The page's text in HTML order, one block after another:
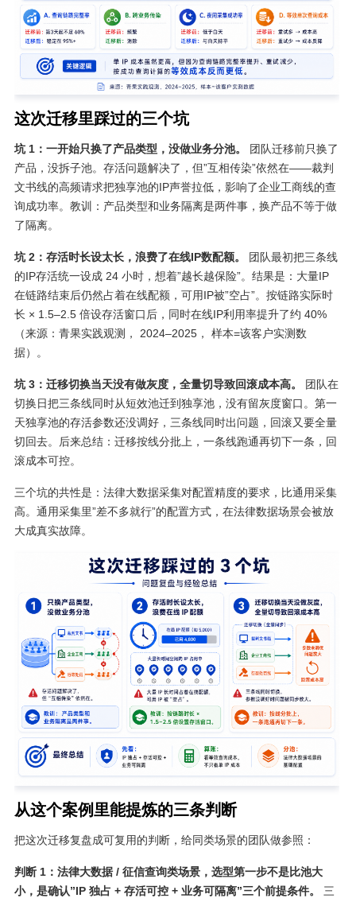
这次迁移里踩过的三个坑
坑 1：一开始只换了产品类型，没做业务分池。
团队迁移前只换了
产品，没拆子池。存活问题解决了，但”互相传染”依然在——裁判
文书线的高频请求把独享池的IP声誉拉低，影响了企业工商线的查
询成功率。教训：产品类型和业务隔离是两件事，换产品不等于做
了隔离。
坑 2：存活时长设太长，浪费了在线IP数配额。
团队最初把三条线
的IP存活统一设成 24 小时，想着”越长越保险”。结果是：大量IP
在链路结束后仍然占着在线配额，可用IP被”空占”。按链路实际时
长 × 1.5–2.5 倍设存活窗口后，同时在线IP利用率提升了约 40%
（来源：青果实践观测， 2024–2025， 样本=该客户实测数
据）。
坑 3：迁移切换当天没有做灰度，全量切导致回滚成本高。
团队在
切换日把三条线同时从短效池迁到独享池，没有留灰度窗口。第一
天独享池的存活参数还没调好，三条线同时出问题，回滚又要全量
切回去。后来总结：迁移按线分批上，一条线跑通再切下一条，回
滚成本可控。
三个坑的共性是：法律大数据采集对配置精度的要求，比通用采集
高。通用采集里”差不多就行”的配置方式，在法律数据场景会被放
大成真实故障。
从这个案例里能提炼的三条判断
把这次迁移复盘成可复用的判断，给同类场景的团队做参照：
判断 1：法律大数据 / 征信查询类场景，选型第一步不是比池大
小，是确认”IP 独占 + 存活可控 + 业务可隔离”三个前提条件。
三